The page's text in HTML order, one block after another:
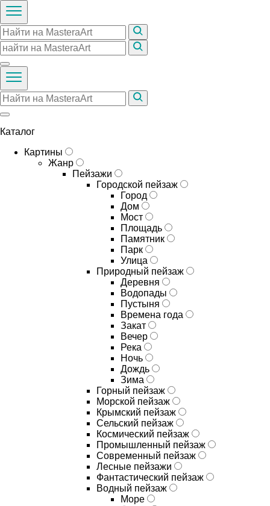
Каталог
Картины
Жанр
Пейзажи
Городской пейзаж
Город
Дом
Мост
Площадь
Памятник
Парк
Улица
Природный пейзаж
Деревня
Водопады
Пустыня
Времена года
Закат
Вечер
Река
Ночь
Дождь
Зима
Горный пейзаж
Морской пейзаж
Крымский пейзаж
Сельский пейзаж
Космический пейзаж
Промышленный пейзаж
Современный пейзаж
Лесные пейзажи
Фантастический пейзаж
Водный пейзаж
Море